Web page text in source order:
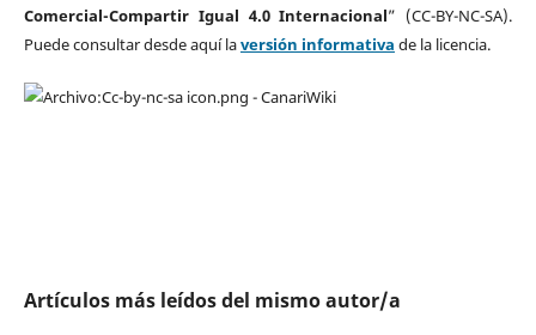
Comercial-Compartir Igual 4.0 Internacional” (CC-BY-NC-SA).
Puede consultar desde aquí laversión informativa de la licencia.
Artículos más leídos del mismo autor/a